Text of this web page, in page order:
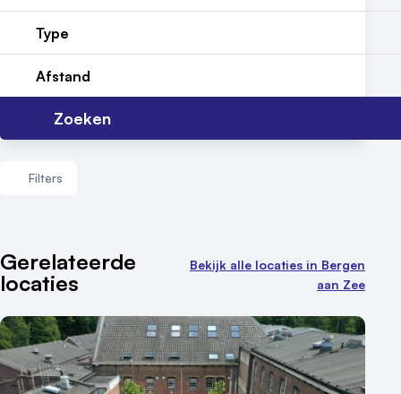
Locatiegids
Meld locatie aan
Nieuws
Reviews (5⭐️)
Contact
Type
Afstand
Zoeken
Filters
Aantal zalen
1 - 5 zalen
10 of meer zalen
Aantal personen
Gerelateerde
locaties
Bekijk alle locaties in Bergen
aan Zee